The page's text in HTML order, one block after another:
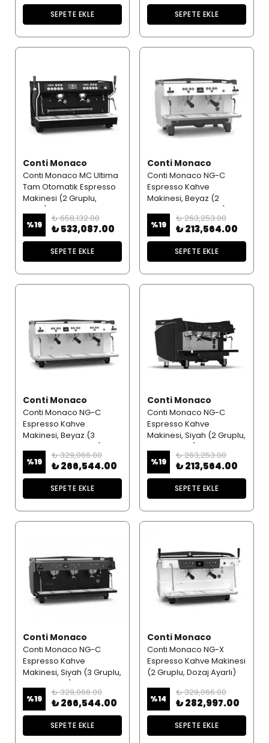
SEPETE EKLE SEPETE EKLE
Conti Monaco
Conti Monaco MC Ultima
Tam Otomatik Espresso
Makinesi (2 Gruplu,
Siyah)
%19
₺ 658,132.00
₺ 533,087.00
SEPETE EKLE
Conti Monaco
Conti Monaco NG-C
Espresso Kahve
Makinesi, Beyaz (2
Gruplu, Dozaj Ayarlı)
%19
₺ 263,253.00
₺ 213,564.00
SEPETE EKLE
Conti Monaco
Conti Monaco NG-C
Espresso Kahve
Makinesi, Beyaz (3
Gruplu, Dozaj Ayarlı)
%19
₺ 329,066.00
₺ 266,544.00
SEPETE EKLE
Conti Monaco
Conti Monaco NG-C
Espresso Kahve
Makinesi, Siyah (2 Gruplu,
Dozaj Ayarlı)
%19
₺ 263,253.00
₺ 213,564.00
SEPETE EKLE
Conti Monaco
Conti Monaco NG-C
Espresso Kahve
Makinesi, Siyah (3 Gruplu,
Dozaj Ayarlı)
%19
₺ 329,066.00
₺ 266,544.00
SEPETE EKLE
Conti Monaco
Conti Monaco NG-X
Espresso Kahve Makinesi
(2 Gruplu, Dozaj Ayarlı)
%14
₺ 329,066.00
₺ 282,997.00
SEPETE EKLE